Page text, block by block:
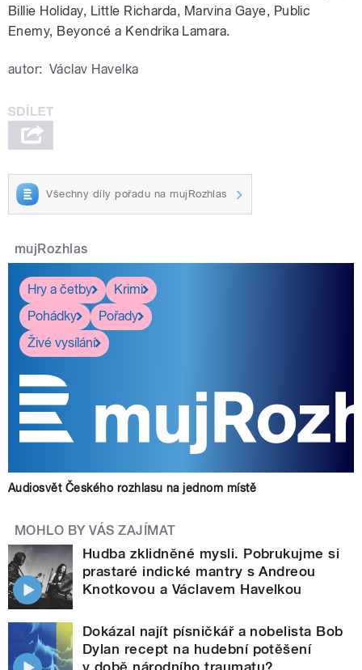
Billie Holiday, Little Richarda, Marvina Gaye, Public
Enemy, Beyoncé a Kendrika Lamara.
autor: Václav Havelka
Všechny díly pořadu na mujRozhlas
mujRozhlas
Hry a četby
Krimi
Pohádky
Pořady
Živé vysílání
Audiosvět Českého rozhlasu na jednom místě
MOHLO BY VÁS ZAJÍMAT
Hudba zklidněné mysli. Pobrukujme si
prastaré indické mantry s Andreou
Knotkovou a Václavem Havelkou
Dokázal najít písničkář a nobelista Bob
Dylan recept na hudební potěšení
v době národního traumatu?